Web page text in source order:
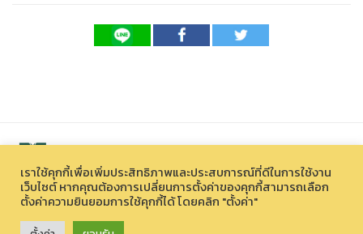
สงวนลิขสิทธิ์ © 2026 องค์การบริหารไนท์ซาฟารี (องค์การมหาชน)
33 หมู่ที่ 12 ตำบลหนองควาย อำเภอหางดง จังหวัดเชียงใหม่ 50230
เราใช้คุกกี้เพื่อเพิ่มประสิทธิภาพและประสบการณ์ที่ดีในการใช้งาน
เว็บไซต์ หากคุณต้องการเปลี่ยนการตั้งค่าของคุกกี้สามารถเลือก
ตั้งค่าความยินยอมการใช้คุกกี้ได้ โดยคลิก "ตั้งค่า"